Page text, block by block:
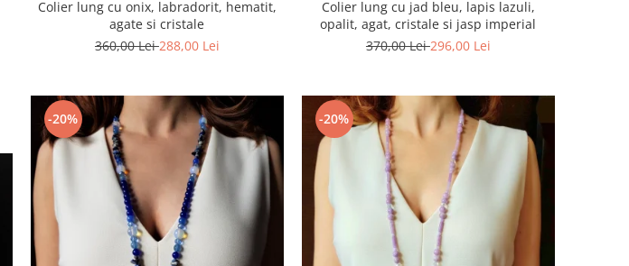
Colier lung cu onix, labradorit, hematit,
agate si cristale
360,00 Lei288,00 Lei
Colier lung cu jad bleu, lapis lazuli,
opalit, agat, cristale si jasp imperial
370,00 Lei296,00 Lei
-20% -20%